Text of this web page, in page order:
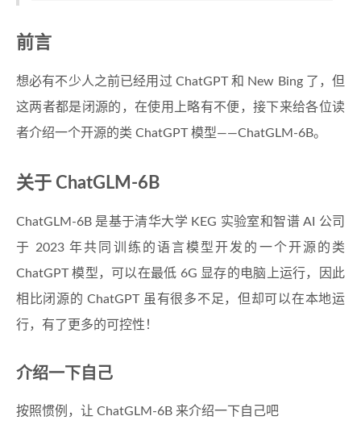
前言
想必有不少人之前已经用过 ChatGPT 和 New Bing 了，但
这两者都是闭源的，在使用上略有不便，接下来给各位读
者介绍一个开源的类 ChatGPT 模型——ChatGLM-6B。
关于 ChatGLM-6B
ChatGLM-6B 是基于清华大学 KEG 实验室和智谱 AI 公司
于 2023 年共同训练的语言模型开发的一个开源的类
ChatGPT 模型，可以在最低 6G 显存的电脑上运行，因此
相比闭源的 ChatGPT 虽有很多不足，但却可以在本地运
行，有了更多的可控性！
介绍一下自己
按照惯例，让 ChatGLM-6B 来介绍一下自己吧